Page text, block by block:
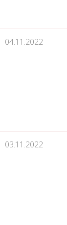
04.11.2022
03.11.2022